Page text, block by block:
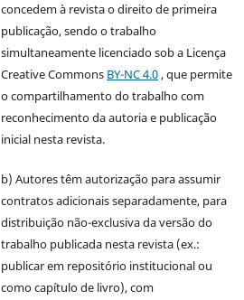
concedem à revista o direito de primeira
publicação, sendo o trabalho
simultaneamente licenciado sob a Licença
Creative Commons BY-NC 4.0, que permite
o compartilhamento do trabalho com
reconhecimento da autoria e publicação
inicial nesta revista.
b) Autores têm autorização para assumir
contratos adicionais separadamente, para
distribuição não-exclusiva da versão do
trabalho publicada nesta revista (ex.:
publicar em repositório institucional ou
como capítulo de livro), com